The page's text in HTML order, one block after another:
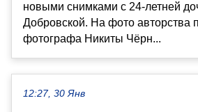
новыми снимками с 24-летней
Добровской. На фото авторства
фотографа Никиты Чёрн...
12:27, 30 Янв